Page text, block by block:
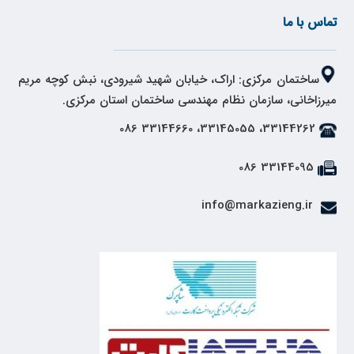
تماس با ما
ساختمان مرکزی: اراک، خیابان شهید شیرودی، نبش کوچه مریم
میرزاخانی، سازمان نظام مهندسی ساختمان استان مرکزی.
33144262، 33145055، 33144660 086
33144095 086